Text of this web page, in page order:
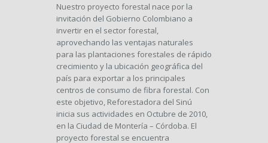
Nuestro proyecto forestal nace por la
invitación del Gobierno Colombiano a
invertir en el sector forestal,
aprovechando las ventajas naturales
para las plantaciones forestales de rápido
crecimiento y la ubicación geográfica del
país para exportar a los principales
centros de consumo de fibra forestal. Con
este objetivo, Reforestadora del Sinú
inicia sus actividades en Octubre de 2010,
en la Ciudad de Montería – Córdoba. El
proyecto forestal se encuentra